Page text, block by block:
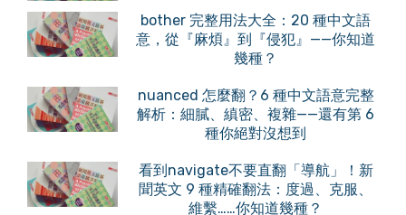
bother 完整用法大全：20 種中文語
意，從『麻煩』到『侵犯』——你知道
幾種？
nuanced 怎麼翻？6 種中文語意完整
解析：細膩、縝密、複雜——還有第 6
種你絕對沒想到
看到navigate不要直翻「導航」！新
聞英文 9 種精確翻法：度過、克服、
維繫……你知道幾種？